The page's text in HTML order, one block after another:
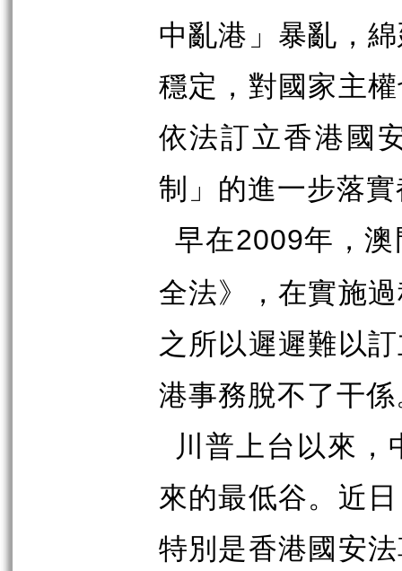
中亂港」暴亂，
穩定，對國家主
依法訂立香港國
制」的進一步落
早在2009年，
全法》，在實施
之所以遲遲難以
港事務脫不了干
川普上台以來
來的最低谷。近
特別是香港國安